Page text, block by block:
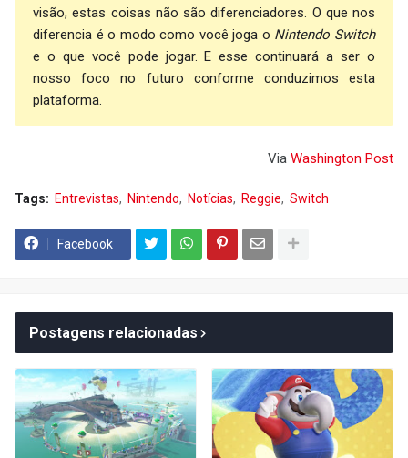
visão, estas coisas não são diferenciadores. O que nos
diferencia é o modo como você joga o Nintendo Switch
e o que você pode jogar. E esse continuará a ser o
nosso foco no futuro conforme conduzimos esta
plataforma.
Via Washington Post
Tags: Entrevistas Nintendo Notícias Reggie Switch
Facebook
Postagens relacionadas